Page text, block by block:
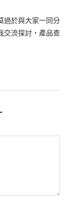
過於與大家一同分
交流探討，產品查